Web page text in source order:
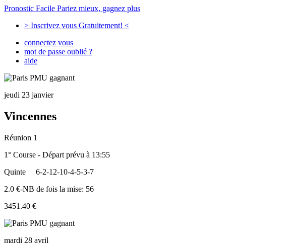
Pronostic Facile Pariez mieux, gagnez plus
> Inscrivez vous Gratuitement! <
connectez vous
mot de passe oublié ?
aide
jeudi 23 janvier
Vincennes
Réunion 1
1° Course - Départ prévu à 13:55
Quinte
6-2-12-10-4-5-3-7
2.0 €-NB de fois la mise: 56
3451.40 €
mardi 28 avril